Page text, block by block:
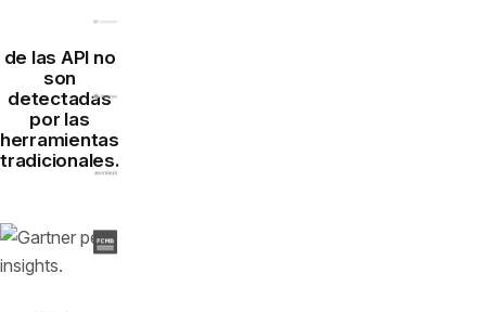
El 80%
de las API no
son
detectadas
por las
herramientas
tradicionales.